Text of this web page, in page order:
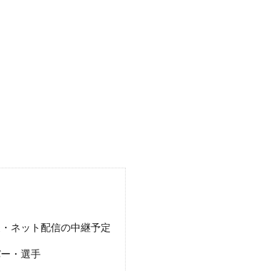
ネット配信の中継予定
・選手